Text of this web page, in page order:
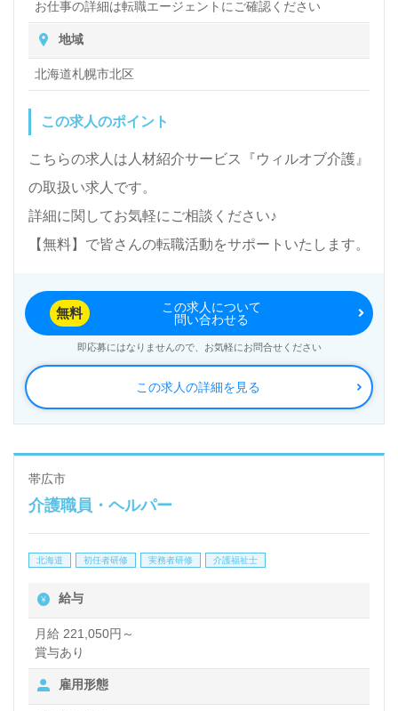
お仕事の詳細は転職エージェントにご確認ください
地域
北海道札幌市北区
この求人のポイント
こちらの求人は人材紹介サービス『ウィルオブ介護』
の取扱い求人です。
詳細に関してお気軽にご相談ください♪
【無料】で皆さんの転職活動をサポートいたします。
この求人の詳細を見る
無料
この求人について
問い合わせる
即応募にはなりませんので、お気軽にお問合せください
帯広市
介護職員・ヘルパー
北海道 初任者研修 実務者研修 介護福祉士
給与
月給 221,050円～
賞与あり
雇用形態